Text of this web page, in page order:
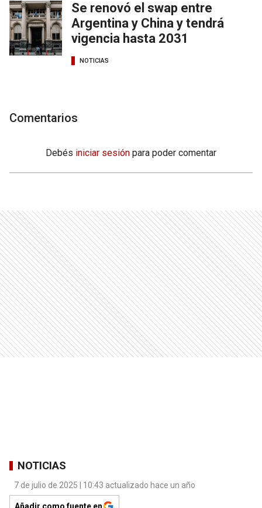
Se renovó el swap entre
Argentina y China y tendrá
vigencia hasta 2031
NOTICIAS
Comentarios
Debés iniciar sesión para poder comentar
NOTICIAS
7 de julio de 2025 | 10:43 actualizado hace un año